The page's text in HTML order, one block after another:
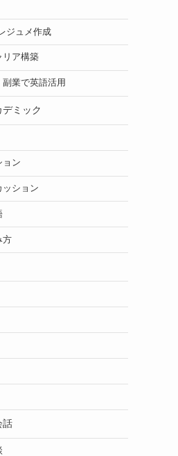
ジュメ作成
リア構築
業で英語活用
ミック
ョン
ッション
方
話